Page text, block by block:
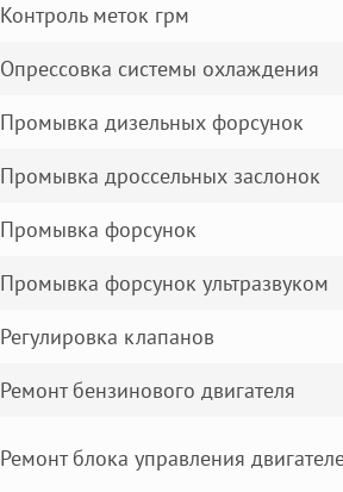
Контроль меток грм
Опрессовка системы охлаждения
Промывка дизельных форсунок
Промывка дроссельных заслонок
Промывка форсунок
Промывка форсунок ультразвуком
Регулировка клапанов
Ремонт бензинового двигателя
Ремонт блока управления